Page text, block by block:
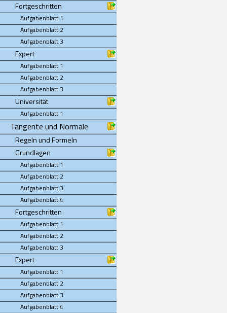
Fortgeschritten
Aufgabenblatt 1
Aufgabenblatt 2
Aufgabenblatt 3
Expert
Aufgabenblatt 1
Aufgabenblatt 2
Aufgabenblatt 3
Universität
Aufgabenblatt 1
Tangente und Normale
Regeln und Formeln
Grundlagen
Aufgabenblatt 1
Aufgabenblatt 2
Aufgabenblatt 3
Aufgabenblatt 4
Fortgeschritten
Aufgabenblatt 1
Aufgabenblatt 2
Aufgabenblatt 3
Expert
Aufgabenblatt 1
Aufgabenblatt 2
Aufgabenblatt 3
Aufgabenblatt 4